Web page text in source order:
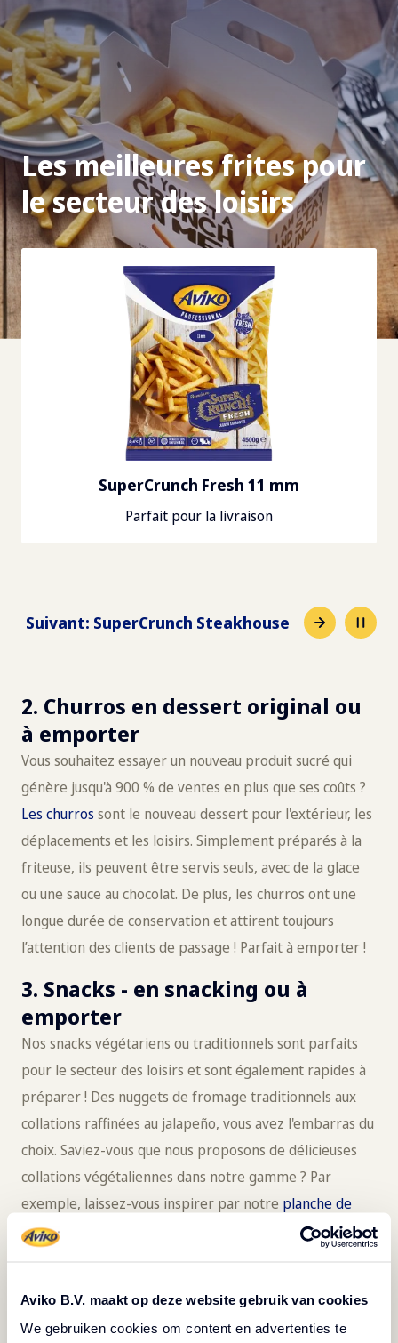
Aviko B.V. maakt op deze website gebruik van cookies
We gebruiken cookies om content en advertenties te
Suivant: SuperCrunch Fresh 11 mm
Les meilleures frites pour
le secteur des loisirs
SuperCrunch Steakhouse
Enrobage spécial, extra croustillant
2. Churros en dessert original ou
à emporter
Vous souhaitez essayer un nouveau produit sucré qui
génère jusqu'à 900 % de ventes en plus que ses coûts ?
Les churros sont le nouveau dessert pour l'extérieur, les
déplacements et les loisirs. Simplement préparés à la
friteuse, ils peuvent être servis seuls, avec de la glace
ou une sauce au chocolat. De plus, les churros ont une
longue durée de conservation et attirent toujours
l’attention des clients de passage ! Parfait à emporter !
3. Snacks - en snacking ou à
emporter
Nos snacks végétariens ou traditionnels sont parfaits
pour le secteur des loisirs et sont également rapides à
préparer ! Des nuggets de fromage traditionnels aux
collations raffinées au jalapeño, vous avez l'embarras du
choix. Saviez-vous que nous proposons de délicieuses
collations végétaliennes dans notre gamme ? Par
exemple, laissez-vous inspirer par notre planche de
boissons « Veggie Delight » !
le menu.